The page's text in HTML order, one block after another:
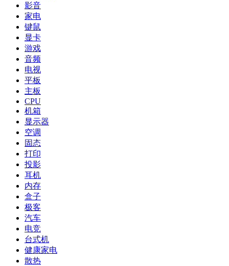
影音
家电
键鼠
显卡
游戏
音频
电视
平板
主板
CPU
机箱
显示器
空调
固态
打印
投影
耳机
内存
盒子
极客
汽车
电竞
台式机
健康家电
散热